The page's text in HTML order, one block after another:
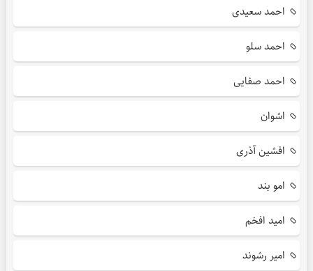
احمد سعیدی
احمد سلو
احمد صفایی
اشوان
افشین آذری
امو بند
امید افخم
امیر رشوند